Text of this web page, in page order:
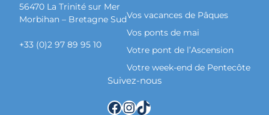
56470 La Trinité sur Mer
Morbihan – Bretagne Sud
+33 (0)2 97 89 95 10
Vos vacances de Pâques
Vos ponts de mai
Votre pont de l’Ascension
Votre week-end de Pentecôte
Suivez-nous
Facebook InstagramTikTok